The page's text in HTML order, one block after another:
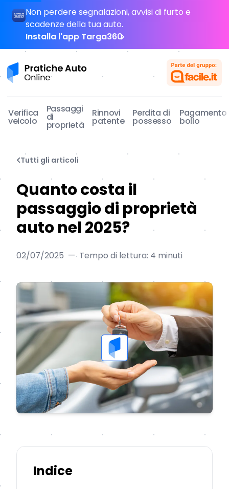
Non perdere segnalazioni, avvisi di furto e
scadenze della tua auto.
Installa l'app Targa360
Pratiche Auto Online
Verifica
veicolo
Passaggi
di
proprietà
Rinnovi
patente
Perdita di
possesso
Pagamento
bollo
Tutti gli articoli
Quanto costa il
passaggio di proprietà
auto nel 2025?
02/07/2025 — Tempo di lettura: 4 minuti
Indice